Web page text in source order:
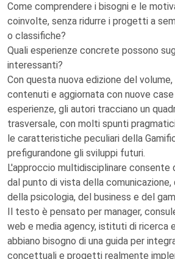
Come comprendere i bisogni e le
coinvolte, senza ridurre i progetti a
o classifiche?
Quali esperienze concrete possono
interessanti?
Con questa nuova edizione del
contenuti e aggiornata con nuove
esperienze, gli autori tracciano un
trasversale, con molti spunti
le caratteristiche peculiari della
prefigurandone gli sviluppi futuri.
L'approccio multidisciplinare
dal punto di vista della
della psicologia, del business e del
Il testo è pensato per manager,
web e media agency, istituti di ricerca
abbiano bisogno di una guida per
concettuali e progetti realmente